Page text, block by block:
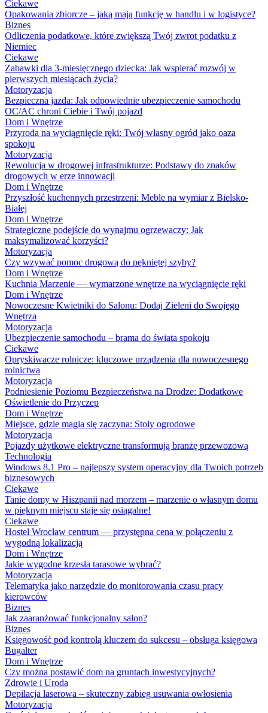
Ciekawe
Opakowania zbiorcze – jaką mają funkcję w handlu i w logistyce?
Biznes
Odliczenia podatkowe, które zwiększą Twój zwrot podatku z
Niemiec
Ciekawe
Zabawki dla 3-miesięcznego dziecka: Jak wspierać rozwój w
pierwszych miesiącach życia?
Motoryzacja
Bezpieczna jazda: Jak odpowiednie ubezpieczenie samochodu
OC/AC chroni Ciebie i Twój pojazd
Dom i Wnętrze
Przyroda na wyciągnięcie ręki: Twój własny ogród jako oaza
spokoju
Motoryzacja
Rewolucja w drogowej infrastrukturze: Podstawy do znaków
drogowych w erze innowacji
Dom i Wnętrze
Przyszłość kuchennych przestrzeni: Meble na wymiar z Bielsko-
Białej
Dom i Wnętrze
Strategiczne podejście do wynajmu ogrzewaczy: Jak
maksymalizować korzyści?
Motoryzacja
Czy wzywać pomoc drogową do pękniętej szyby?
Dom i Wnętrze
Kuchnia Marzenie — wymarzone wnętrze na wyciągnięcie ręki
Dom i Wnętrze
Nowoczesne Kwietniki do Salonu: Dodaj Zieleni do Swojego
Wnętrza
Motoryzacja
Ubezpieczenie samochodu – brama do świata spokoju
Ciekawe
Opryskiwacze rolnicze: kluczowe urządzenia dla nowoczesnego
rolnictwa
Motoryzacja
Podniesienie Poziomu Bezpieczeństwa na Drodze: Dodatkowe
Oświetlenie do Przyczep
Dom i Wnętrze
Miejsce, gdzie magia się zaczyna: Stoły ogrodowe
Motoryzacja
Pojazdy użytkowe elektryczne transformują branżę przewozową
Technologia
Windows 8.1 Pro – najlepszy system operacyjny dla Twoich potrzeb
biznesowych
Ciekawe
Tanie domy w Hiszpanii nad morzem – marzenie o własnym domu
w pięknym miejscu staje się osiągalne!
Ciekawe
Hostel Wrocław centrum — przystępna cena w połączeniu z
wygodną lokalizacją
Dom i Wnętrze
Jakie wygodne krzesła tarasowe wybrać?
Motoryzacja
Telematyka jako narzędzie do monitorowania czasu pracy
kierowców
Biznes
Jak zaaranżować funkcjonalny salon?
Biznes
Księgowość pod kontrolą kluczem do sukcesu – obsługa księgowa
Bugalter
Dom i Wnętrze
Czy można postawić dom na gruntach inwestycyjnych?
Zdrowie i Uroda
Depilacja laserowa – skuteczny zabieg usuwania owłosienia
Motoryzacja